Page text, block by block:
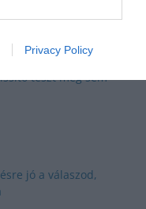
Privacy Policy
teszt meg sem
jó a válaszod,